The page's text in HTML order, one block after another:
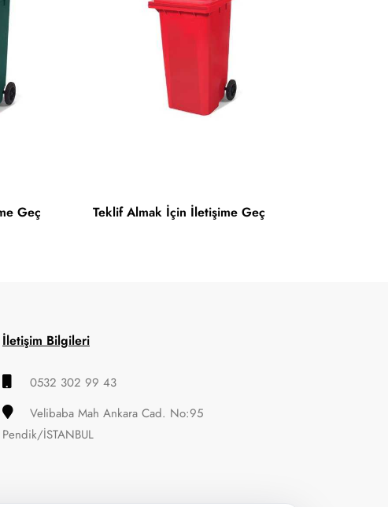
Geç Teklif Almak İçin İletişime Geç
İletişim Bilgileri
0532 302 99 43
Velibaba Mah Ankara Cad. No:95
Pendik/İSTANBUL